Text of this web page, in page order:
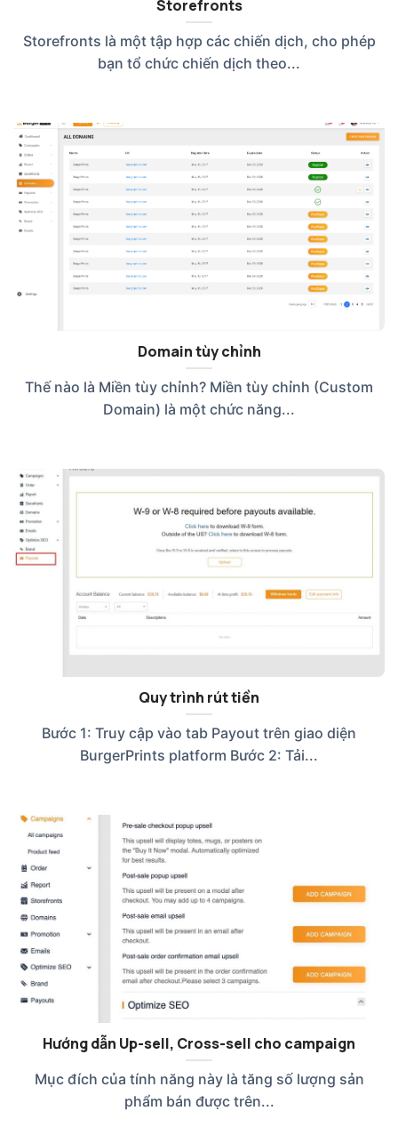
Storefronts
Storefronts là một tập hợp các chiến dịch, cho phép
bạn tổ chức chiến dịch theo...
Domain tùy chỉnh
Thế nào là Miền tùy chỉnh? Miền tùy chỉnh (Custom
Domain) là một chức năng...
Quy trình rút tiền
Bước 1: Truy cập vào tab Payout trên giao diện
BurgerPrints platform Bước 2: Tải...
Hướng dẫn Up-sell, Cross-sell cho campaign
Mục đích của tính năng này là tăng số lượng sản
phẩm bán được trên...